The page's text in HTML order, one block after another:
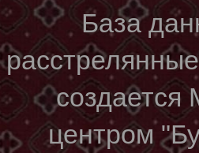
База
создается
центром